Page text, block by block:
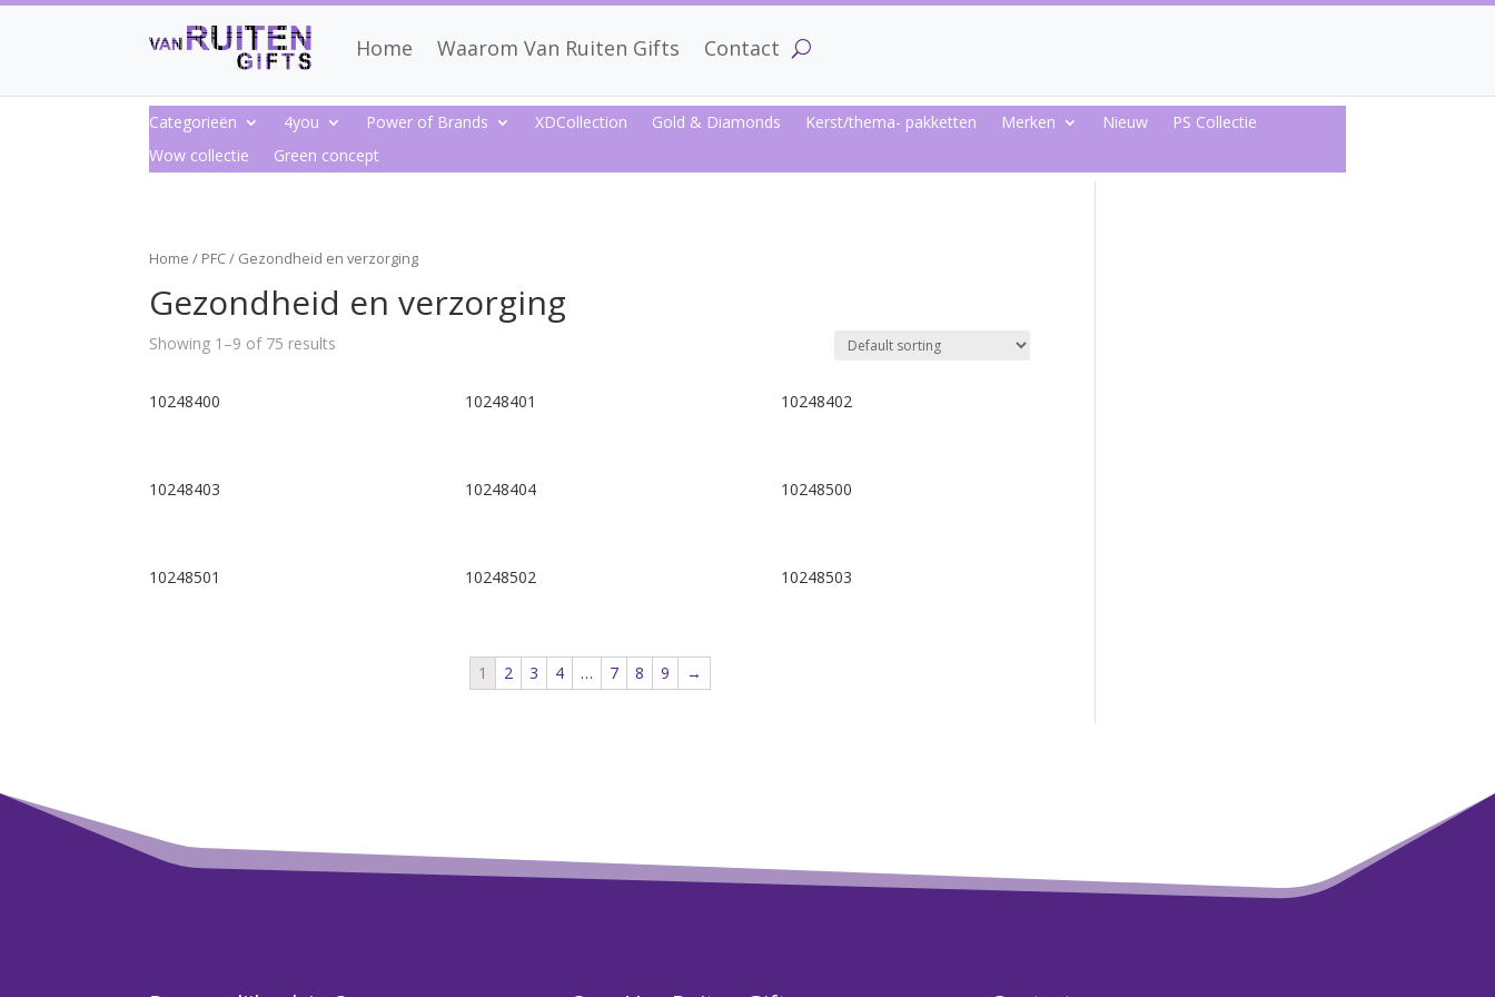
Home Waarom Van Ruiten Gifts Contact
Categorieën 4you Power of Brands XDCollection Gold & Diamonds Kerst/thema- pakketten Merken Nieuw
PS Collectie
Wow collectie
Green concept
Home / PFC/ Gezondheid en verzorging
Gezondheid en verzorging
Showing 1–9 of 75 results
10248400 10248401 10248402
10248403 10248404 10248500
10248501 10248502 10248503
1 2 3 4 … 7 8 9 →